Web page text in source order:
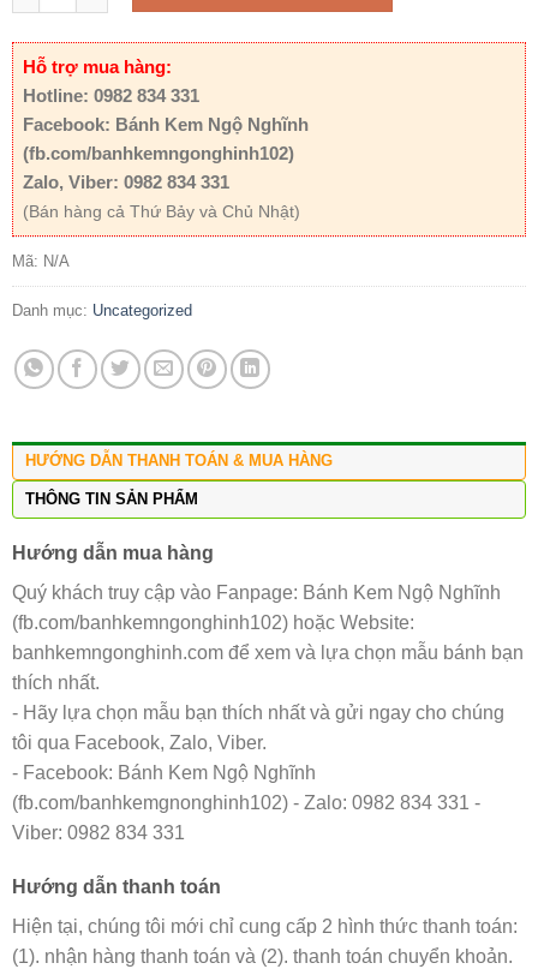
Hỗ trợ mua hàng:
Hotline: 0982 834 331
Facebook: Bánh Kem Ngộ Nghĩnh
(fb.com/banhkemngonghinh102)
Zalo, Viber: 0982 834 331
(Bán hàng cả Thứ Bảy và Chủ Nhật)
Mã: N/A
Danh mục: Uncategorized
HƯỚNG DẪN THANH TOÁN & MUA HÀNG
THÔNG TIN SẢN PHẨM
Hướng dẫn mua hàng
Quý khách truy cập vào Fanpage: Bánh Kem Ngộ Nghĩnh
(fb.com/banhkemngonghinh102) hoặc Website:
banhkemngonghinh.com để xem và lựa chọn mẫu bánh bạn
thích nhất.
- Hãy lựa chọn mẫu bạn thích nhất và gửi ngay cho chúng
tôi qua Facebook, Zalo, Viber.
- Facebook: Bánh Kem Ngộ Nghĩnh
(fb.com/banhkemgnonghinh102) - Zalo: 0982 834 331 -
Viber: 0982 834 331
Hướng dẫn thanh toán
Hiện tại, chúng tôi mới chỉ cung cấp 2 hình thức thanh toán:
(1). nhận hàng thanh toán và (2). thanh toán chuyển khoản.